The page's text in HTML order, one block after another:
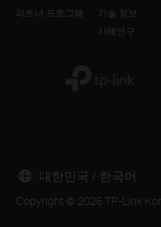
파트너 프로그램
기술 정보
사례연구
Copyright © 2026 TP-Link
대한민국 / 한국어